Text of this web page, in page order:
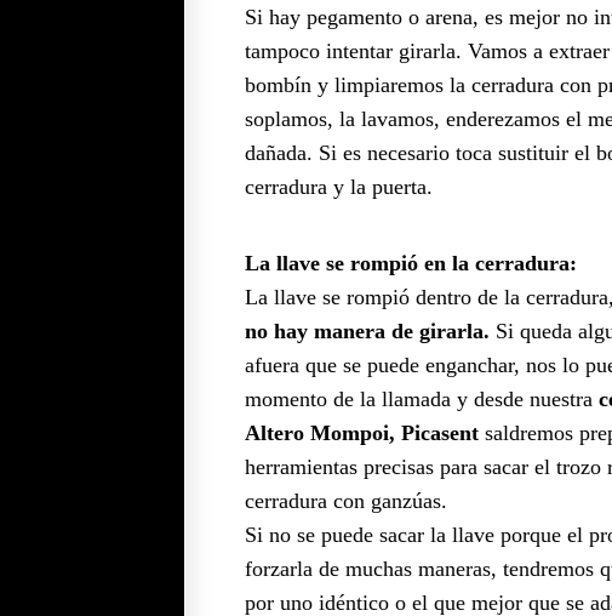
Si hay pegamento o arena, es mejor no
tampoco intentar girarla. Vamos a
bombín y limpiaremos la cerradura con
soplamos, la lavamos, enderezamos el
dañada. Si es necesario toca sustituir el
cerradura y la puerta.
La llave se rompió en la cerradura:
La llave se rompió dentro de la cerradura,
no hay manera de girarla. Si queda
afuera que se puede enganchar, nos lo
momento de la llamada y desde nuestra
Altero Mompoi, Picasent saldremos
herramientas precisas para sacar el
cerradura con ganzúas.
Si no se puede sacar la llave porque el
forzarla de muchas maneras, tendremos
por uno idéntico o el que mejor que se